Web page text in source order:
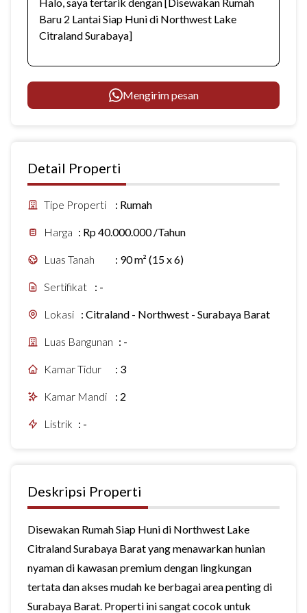
Mengirim pesan
Detail Properti
Tipe Properti : Rumah
Harga : Rp 40.000.000 /Tahun
Luas Tanah : 90 m² (15 x 6)
Sertifikat : -
Lokasi : Citraland - Northwest - Surabaya Barat
Luas Bangunan : -
Kamar Tidur : 3
Kamar Mandi : 2
Listrik : -
Deskripsi Properti
Disewakan Rumah Siap Huni di Northwest Lake
Citraland Surabaya Barat yang menawarkan hunian
nyaman di kawasan premium dengan lingkungan
tertata dan akses mudah ke berbagai area penting di
Surabaya Barat. Properti ini sangat cocok untuk